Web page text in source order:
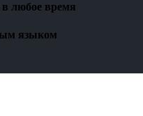
любое время
языком